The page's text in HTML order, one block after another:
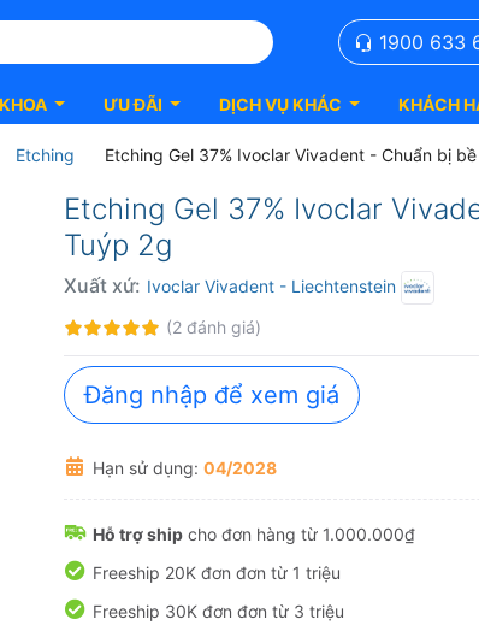
1900 633
ƯU ĐÃI DỊCH VỤ KHÁC KHÁCH
Etching Etching Gel 37% Ivoclar Vivadent - Chuẩn bị
Etching Gel 37% Ivoclar
Tuýp 2g
Xuất xứ: Ivoclar Vivadent - Liechtenstein
Đánh
giá:
100%
(2 đánh giá)
Đăng nhập để xem giá
Hạn sử dụng: 04/2028
Hỗ trợ ship cho đơn hàng từ 1.000.000₫
Freeship 20K đơn đơn từ 1 triệu
Freeship 30K đơn đơn từ 3 triệu